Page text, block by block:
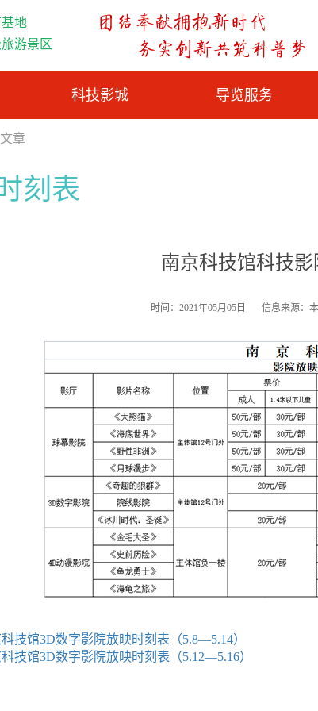
地
游景区
科技影城 导览服务
章
刻表
南京科技馆科技
时间：2021年05月05日 信息来源：
技馆3D数字影院放映时刻表（5.8—5.14）
技馆3D数字影院放映时刻表（5.12—5.16）